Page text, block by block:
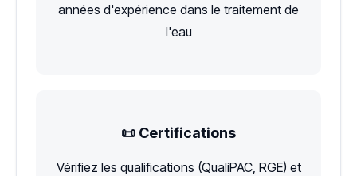
années d'expérience dans le traitement de
l'eau
📜 Certifications
Vérifiez les qualifications (QualiPAC, RGE) et